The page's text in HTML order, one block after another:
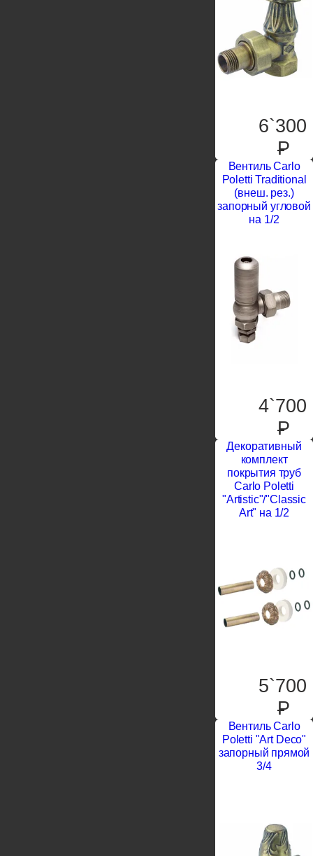
6`300
P
Вентиль Carlo
Poletti Traditional
(внеш. рез.)
запорный угловой
на 1/2
4`700
P
Декоративный
комплект
покрытия труб
Carlo Poletti
"Artistic"/"Classic
Art" на 1/2
5`700
P
Вентиль Carlo
Poletti "Art Deco"
запорный прямой
3/4